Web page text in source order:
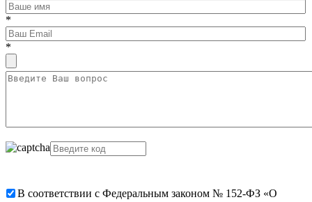
*
*
В соответствии с Федеральным законом № 152-ФЗ «О